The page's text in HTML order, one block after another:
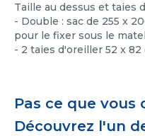
Taille au dessus et taies
- Double : sac de 255 x
pour le fixer sous le
- 2 taies d'oreiller 52 x
Pas ce que vous
Découvrez l'un